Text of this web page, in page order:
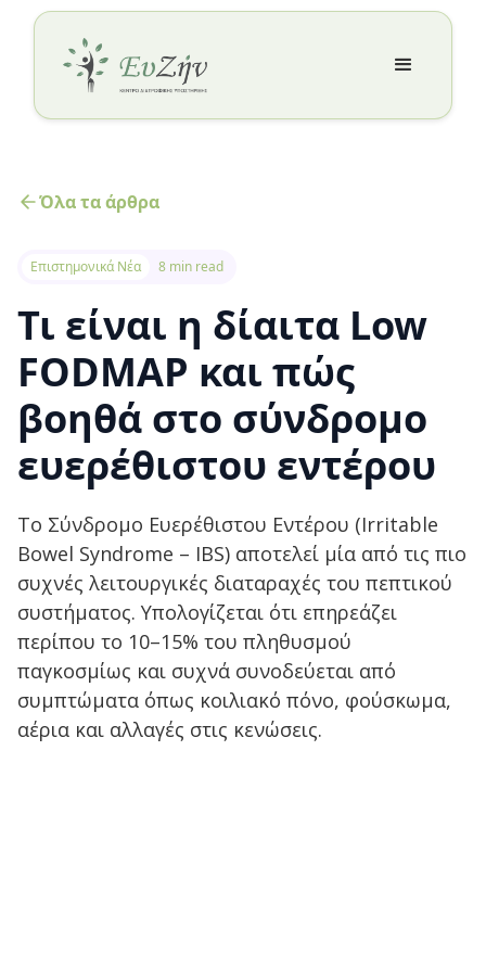
Όλα τα άρθρα
Επιστημονικά Νέα 8 min read
Τι είναι η δίαιτα Low
FODMAP και πώς
βοηθά στο σύνδρομο
ευερέθιστου εντέρου
Το Σύνδρομο Ευερέθιστου Εντέρου (Irritable
Bowel Syndrome – IBS) αποτελεί μία από τις πιο
συχνές λειτουργικές διαταραχές του πεπτικού
συστήματος. Υπολογίζεται ότι επηρεάζει
περίπου το 10–15% του πληθυσμού
παγκοσμίως και συχνά συνοδεύεται από
συμπτώματα όπως κοιλιακό πόνο, φούσκωμα,
αέρια και αλλαγές στις κενώσεις.